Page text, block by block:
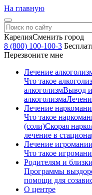
На главную
КарелияСменить город
8 (800) 100-100-3
Перезвоните мне
Лечение
Что такое
алкоголизмВывод
алкоголизма
Лечение
Что такое
(соли)Скорая
лечение в
Лечение игромании
Что такое
Родителям и
Программы
помощи для
О центре